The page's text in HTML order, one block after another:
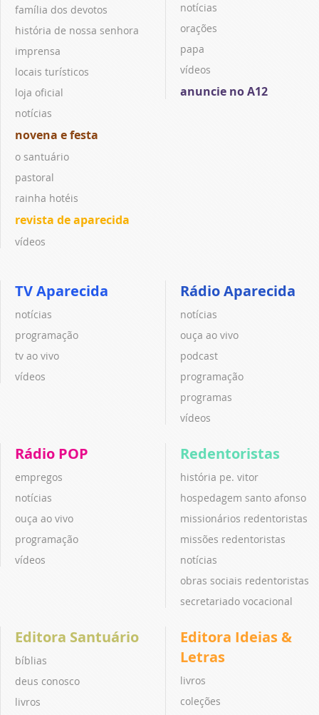
família dos devotos
história de nossa senhora
imprensa
locais turísticos
loja oficial
notícias
novena e festa
o santuário
pastoral
rainha hotéis
revista de aparecida
vídeos
notícias
orações
papa
vídeos
anuncie no A12
TV Aparecida
notícias
programação
tv ao vivo
vídeos
Rádio Aparecida
notícias
ouça ao vivo
podcast
programação
programas
vídeos
Rádio POP
empregos
notícias
ouça ao vivo
programação
vídeos
Redentoristas
história pe. vitor
hospedagem santo afonso
missionários redentoristas
missões redentoristas
notícias
obras sociais redentoristas
secretariado vocacional
Editora Santuário
bíblias
deus conosco
livros
Editora Ideias &
Letras
livros
coleções